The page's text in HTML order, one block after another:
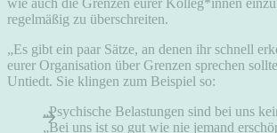
wie auch die Grenzen eurer Kolleg*innen
regelmäßig zu überschreiten.
„Es gibt ein paar Sätze, an denen ihr schnell
eurer Organisation über Grenzen sprechen
Untiedt. Sie klingen zum Beispiel so:
„Psychische Belastungen sind bei uns
„Bei uns ist so gut wie nie jemand